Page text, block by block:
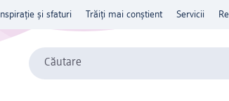
Inspirație și sfaturi Trăiți mai conștient Servicii
Căutare